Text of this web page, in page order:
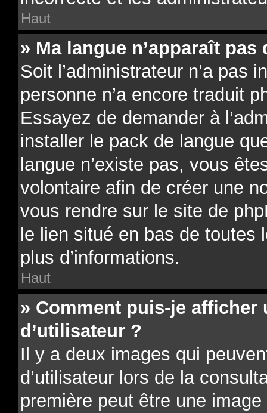
Haut
» Ma langue n’apparaît
Soit l’administrateur n’a pas
personne n’a encore traduit
Essayez de demander à
installer le pack de langue
langue n’existe pas, vous
volontaire afin de créer une
vous rendre sur le site de
le lien situé en bas de toutes
plus d’informations.
Haut
» Comment puis-je
d’utilisateur ?
Il y a deux images qui
d’utilisateur lors de la
première peut être une